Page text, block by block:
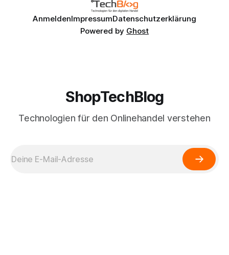
AnmeldenImpressumDatenschutzerklärung
Powered by Ghost
ShopTechBlog
Technologien für den Onlinehandel verstehen